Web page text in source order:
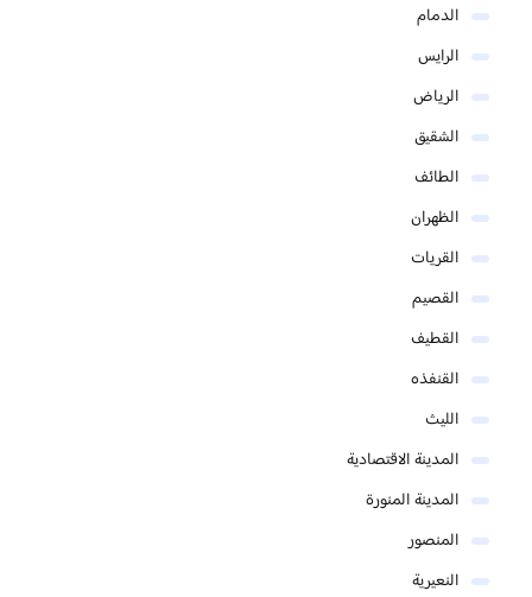
الدمام
الرايس
الرياض
الشقيق
الطائف
الظهران
القريات
القصيم
القطيف
القنفذه
الليث
المدينة الاقتصادية
المدينة المنورة
المنصور
النعيرية